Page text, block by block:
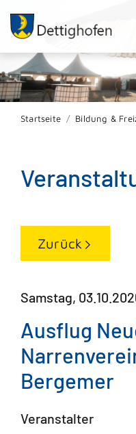
Startseite Bildung &
Zurück
Samstag,
Ausflug
Bergemer
Veranstalter